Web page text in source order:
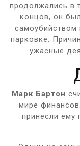
продолжались в
концов, он
самоубийством
парковке.
ужасные
Марк Бартон
мире
принесли ему